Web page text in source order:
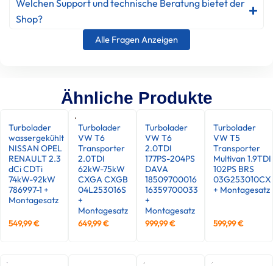
Welchen Support und technische Beratung bietet der
Shop?
Alle Fragen Anzeigen
Ähnliche Produkte
Turbolader
wassergekühlt
NISSAN OPEL
RENAULT 2.3
dCi CDTi
74kW-92kW
786997-1 +
Montagesatz
549,99€
Turbolader
VW T6
Transporter
2.0TDI
62kW-75kW
CXGA CXGB
04L253016S
+
Montagesatz
649,99€
Turbolader
VW T6
2.0TDI
177PS-204PS
DAVA
18509700016
16359700033
+
Montagesatz
999,99€
Turbolader
VW T5
Transporter
Multivan 1.9TDI
102PS BRS
03G253010CX
+ Montagesatz
599,99€